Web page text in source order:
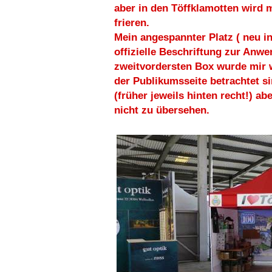
aber in den Töffklamotten wird
frieren.
Mein angespannter Platz ( neu
offizielle Beschriftung zur
zweitvordersten Box wurde mir
der Publikumsseite betrachtet
(früher jeweils hinten recht!)
nicht zu übersehen.